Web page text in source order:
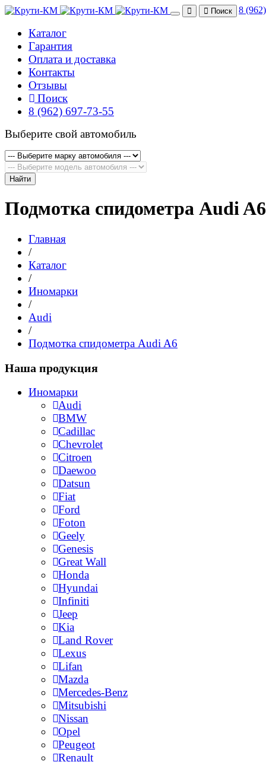
Поиск 8
Каталог
Гарантия
Оплата и доставка
Контакты
Отзывы
Поиск
8 (962) 697-73-55
Выберите свой автомобиль
Найти
Подмотка спидометра Audi A6
Главная
/
Каталог
/
Иномарки
/
Audi
/
Подмотка спидометра Audi A6
Наша продукция
Иномарки
Audi
BMW
Cadillac
Chevrolet
Citroen
Daewoo
Datsun
Fiat
Ford
Foton
Geely
Genesis
Great Wall
Honda
Hyundai
Infiniti
Jeep
Kia
Land Rover
Lexus
Lifan
Mazda
Mercedes-Benz
Mitsubishi
Nissan
Opel
Peugeot
Renault